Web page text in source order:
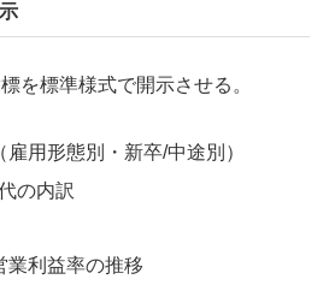
を標準様式で開示させる。
用形態別・新卒/中途別）
の内訳
業利益率の推移